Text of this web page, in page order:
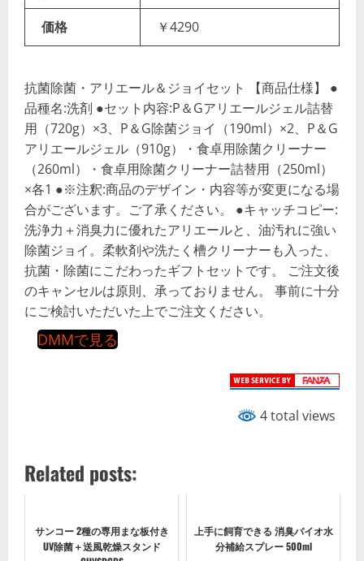
価格 ￥4290
抗菌除菌・アリエール＆ジョイセット 【商品仕様】 ●
品種名:洗剤 ●セット内容:P＆Gアリエールジェル詰替
用（720g）×3、P＆G除菌ジョイ（190ml）×2、P＆G
アリエールジェル（910g）・食卓用除菌クリーナー
（260ml）・食卓用除菌クリーナー詰替用（250ml）
×各1 ●※注釈:商品のデザイン・内容等が変更になる場
合がございます。ご了承ください。 ●キャッチコピー:
洗浄力＋消臭力に優れたアリエールと、油汚れに強い
除菌ジョイ。柔軟剤や洗たく槽クリーナーも入った、
抗菌・除菌にこだわったギフトセットです。 ご注文後
のキャンセルは原則、承っておりません。 事前に十分
にご検討いただいた上でご注文ください。
DMMで見る
4 total views
Related posts:
サンコー 2種の専用まな板付き
UV除菌＋送風乾燥スタンド
上手に飼育できる 消臭バイオ水
分補給スプレー 500ml